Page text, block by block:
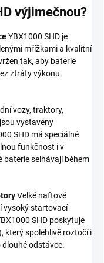
výjimečnou?
YBX1000 SHD je
mřížkami a kvalitní
tak, aby baterie
ztráty výkonu.
vozy, traktory,
vystaveny
SHD má speciálně
funkčnost i v
baterie selhávají během
Velké naftové
vysoký startovací
SHD poskytuje
který spolehlivě roztočí i
odstávce.